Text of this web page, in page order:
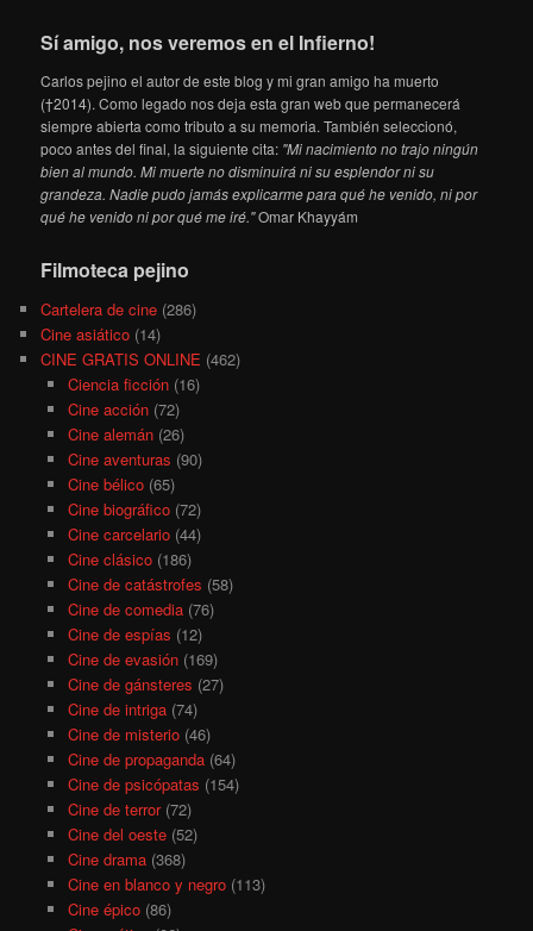
Sí amigo, nos veremos en el Infierno!
Carlos pejino el autor de este blog y mi gran amigo ha muerto
(†2014). Como legado nos deja esta gran web que permanecerá
siempre abierta como tributo a su memoria. También seleccionó,
poco antes del final, la siguiente cita: "Mi nacimiento no trajo ningún
bien al mundo. Mi muerte no disminuirá ni su esplendor ni su
grandeza. Nadie pudo jamás explicarme para qué he venido, ni por
qué he venido ni por qué me iré."Omar Khayyám
Filmoteca pejino
Cartelera de cine (286)
Cine asiático (14)
CINE GRATIS ONLINE (462)
Ciencia ficción(16)
Cine acción(72)
Cine alemán(26)
Cine aventuras (90)
Cine bélico(65)
Cine biográfico(72)
Cine carcelario(44)
Cine clásico(186)
Cine de catástrofes (58)
Cine de comedia(76)
Cine de espías (12)
Cine de evasión(169)
Cine de gánsteres (27)
Cine de intriga(74)
Cine de misterio(46)
Cine de propaganda(64)
Cine de psicópatas (154)
Cine de terror(72)
Cine del oeste(52)
Cine drama(368)
Cine en blanco y negro(113)
Cine épico(86)